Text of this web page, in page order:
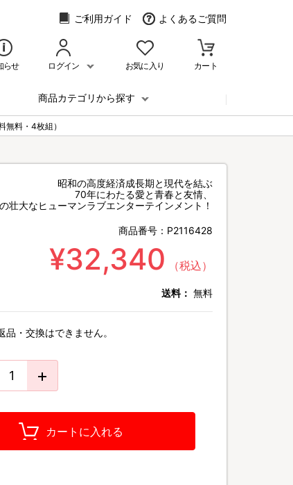
ご利用ガイド よくあるご質問
らせ ログイン お気に入り カート
商品カテゴリから探す
料・4枚組）
昭和の高度経済成長期と現代を結ぶ
70年にわたる愛と青春と友情、
壮大なヒューマンラブエンターテインメント！
商品番号： P2116428
¥32,340 （税込）
送料： 無料
品・交換はできません。
カートに入れる